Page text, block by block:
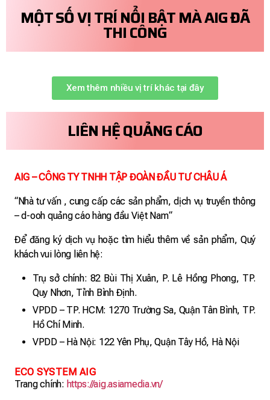
MỘT SỐ VỊ TRÍ NỔI BẬT MÀ AIG ĐÃ
THI CÔNG
Xem thêm nhiều vị trí khác tại đây
LIÊN HỆ QUẢNG CÁO
AIG – CÔNG TY TNHH TẬP ĐOÀN ĐẦU TƯ CHÂU Á
“Nhà tư vấn , cung cấp các sản phẩm, dịch vụ truyền thông
– d-ooh quảng cáo hàng đầu Việt Nam“
Để đăng ký dịch vụ hoặc tìm hiểu thêm về sản phẩm, Quý
khách vui lòng liên hệ:
Trụ sở chính: 82 Bùi Thị Xuân, P. Lê Hồng Phong, TP.
Quy Nhơn, Tỉnh Bình Định.
VPDD – TP. HCM: 1270 Trường Sa, Quận Tân Bình, TP.
Hồ Chí Minh.
VPDD – Hà Nội: 122 Yên Phụ, Quận Tây Hồ, Hà Nội
ECO SYSTEM AIG
Trang chính: https://aig.asiamedia.vn/